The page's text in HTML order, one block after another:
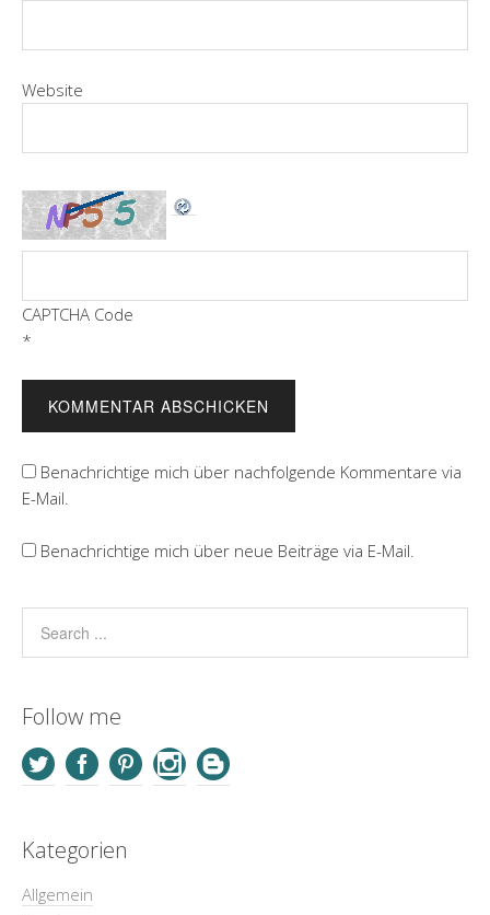
Website
CAPTCHA Code
*
Benachrichtige mich über nachfolgende Kommentare via
E-Mail.
Benachrichtige mich über neue Beiträge via E-Mail.
Follow me
Kategorien
Allgemein